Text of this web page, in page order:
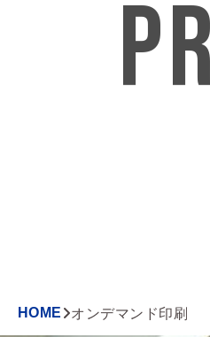
HOME オンデマンド印刷